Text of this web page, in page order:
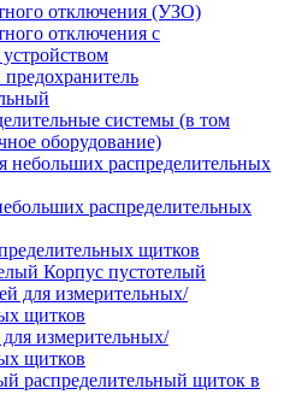
отключения (УЗО)
отключения с
системы (в том
оборудование)
распределительных
щитков
Корпус пустотелый
измерительных/
щитков